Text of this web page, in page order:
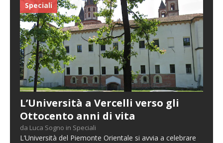
Speciali
L’Università a Vercelli verso gli
Ottocento anni di vita
da Luca Sogno in Speciali
L’Università del Piemonte Orientale si avvia a celebrare